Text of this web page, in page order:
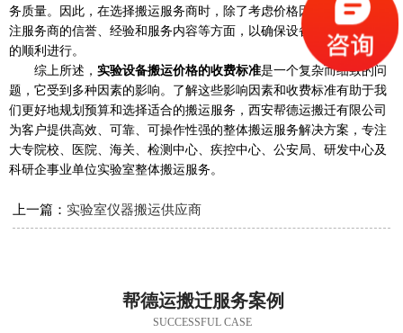
务质量。因此，在选择搬运服务商时，除了考虑价格因素外，还应关
注服务商的信誉、经验和服务内容等方面，以确保设备的安全和搬运
的顺利进行。
综上所述， 实验设备搬运价格的收费标准是一个复杂而细致的问
题，它受到多种因素的影响。了解这些影响因素和收费标准有助于我
们更好地规划预算和选择适合的搬运服务，西安帮德运搬迁有限公司
为客户提供高效、可靠、可操作性强的整体搬运服务解决方案，专注
大专院校、医院、海关、检测中心、疾控中心、公安局、研发中心及
科研企事业单位实验室整体搬运服务。
上一篇： 实验室仪器搬运供应商
帮德运搬迁服务案例
SUCCESSFUL CASE